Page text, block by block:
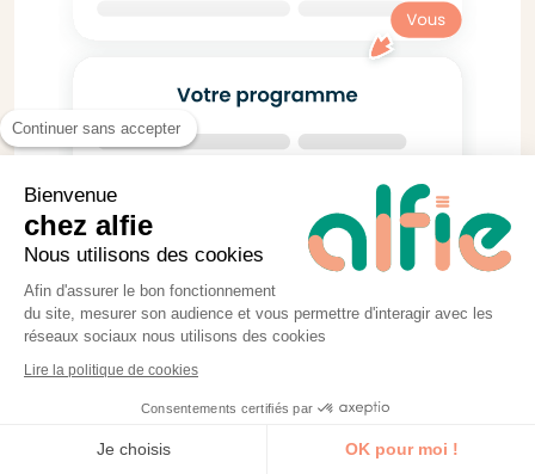
Continuer sans accepter
Bienvenue
chez alfie
Nous utilisons des cookies
Afin d'assurer le bon fonctionnement
du site, mesurer son audience et vous permettre d'interagir avec les
réseaux sociaux nous utilisons des cookies
Lire la politique de cookies
Consentements certifiés par
Je choisis OK pour moi !